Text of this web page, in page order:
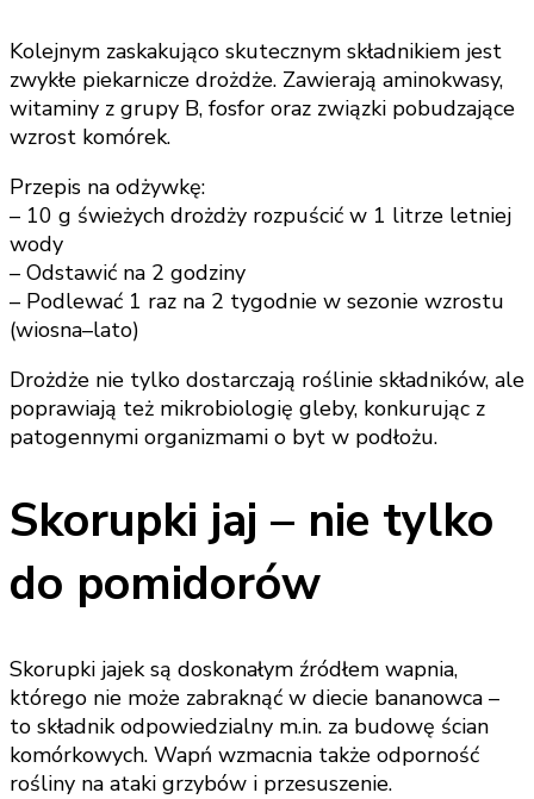
Kolejnym zaskakująco skutecznym składnikiem jest
zwykłe piekarnicze drożdże. Zawierają aminokwasy,
witaminy z grupy B, fosfor oraz związki pobudzające
wzrost komórek.
Przepis na odżywkę:
– 10 g świeżych drożdży rozpuścić w 1 litrze letniej
wody
– Odstawić na 2 godziny
– Podlewać 1 raz na 2 tygodnie w sezonie wzrostu
(wiosna–lato)
Drożdże nie tylko dostarczają roślinie składników, ale
poprawiają też mikrobiologię gleby, konkurując z
patogennymi organizmami o byt w podłożu.
Skorupki jaj – nie tylko
do pomidorów
Skorupki jajek są doskonałym źródłem wapnia,
którego nie może zabraknąć w diecie bananowca –
to składnik odpowiedzialny m.in. za budowę ścian
komórkowych. Wapń wzmacnia także odporność
rośliny na ataki grzybów i przesuszenie.